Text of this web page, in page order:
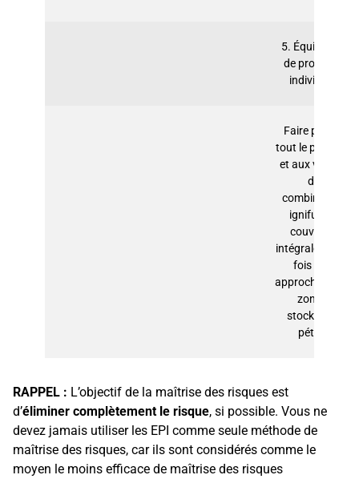
5. Équipement
de protection
individuelle
Faire porter à
tout le personnel
et aux visiteurs
des
combinaisons
ignifuges à
couverture
intégrale chaque
fois qu’ils
approchent de la
zone de
stockage de
pétrole.
RAPPEL : L’objectif de la maîtrise des risques est
d’éliminer complètement le risque, si possible. Vous ne
devez jamais utiliser les EPI comme seule méthode de
maîtrise des risques, car ils sont considérés comme le
moyen le moins efficace de maîtrise des risques